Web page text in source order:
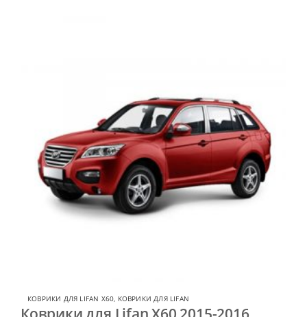
КОВРИКИ ДЛЯ LIFAN X60, КОВРИКИ ДЛЯ LIFAN